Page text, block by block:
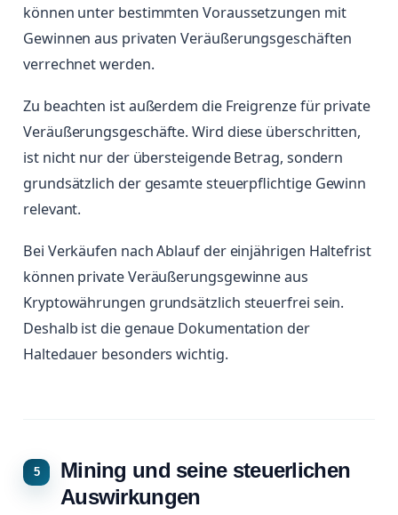
können unter bestimmten Voraussetzungen mit
Gewinnen aus privaten Veräußerungsgeschäften
verrechnet werden.
Zu beachten ist außerdem die Freigrenze für private
Veräußerungsgeschäfte. Wird diese überschritten,
ist nicht nur der übersteigende Betrag, sondern
grundsätzlich der gesamte steuerpflichtige Gewinn
relevant.
Bei Verkäufen nach Ablauf der einjährigen Haltefrist
können private Veräußerungsgewinne aus
Kryptowährungen grundsätzlich steuerfrei sein.
Deshalb ist die genaue Dokumentation der
Haltedauer besonders wichtig.
Mining und seine steuerlichen
Auswirkungen